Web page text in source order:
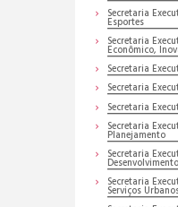
Secretaria
Esportes
Secretaria
Econômico,
Secretaria
Secretaria
Secretaria
Secretaria
Planejamento
Secretaria
Secretaria
Serviços